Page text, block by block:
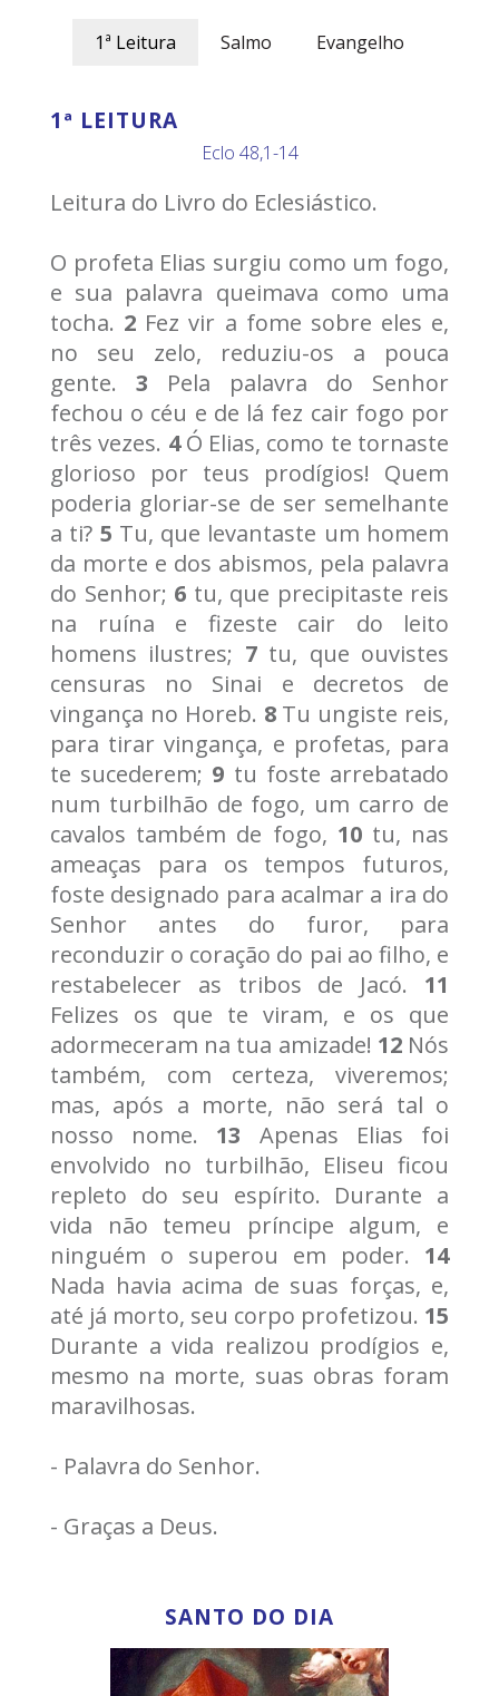
1ª Leitura Salmo Evangelho
1ª LEITURA
Eclo 48,1-14
Leitura do Livro do Eclesiástico.
O profeta Elias surgiu como um fogo,
e sua palavra queimava como uma
tocha. 2 Fez vir a fome sobre eles e,
no seu zelo, reduziu-os a pouca
gente. 3 Pela palavra do Senhor
fechou o céu e de lá fez cair fogo por
três vezes. 4Ó Elias, como te tornaste
glorioso por teus prodígios! Quem
poderia gloriar-se de ser semelhante
a ti? 5 Tu, que levantaste um homem
da morte e dos abismos, pela palavra
do Senhor; 6 tu, que precipitaste reis
na ruína e fizeste cair do leito
homens ilustres; 7tu, que ouvistes
censuras no Sinai e decretos de
vingança no Horeb. 8Tu ungiste reis,
para tirar vingança, e profetas, para
te sucederem; 9 tu foste arrebatado
num turbilhão de fogo, um carro de
cavalos também de fogo, 10tu, nas
ameaças para os tempos futuros,
foste designado para acalmar a ira do
Senhor antes do furor, para
reconduzir o coração do pai ao filho, e
restabelecer as tribos de Jacó. 11
Felizes os que te viram, e os que
adormeceram na tua amizade! 12Nós
também, com certeza, viveremos;
mas, após a morte, não será tal o
nosso nome. 13 Apenas Elias foi
envolvido no turbilhão, Eliseu ficou
repleto do seu espírito. Durante a
vida não temeu príncipe algum, e
ninguém o superou em poder. 14
Nada havia acima de suas forças, e,
até já morto, seu corpo profetizou. 15
Durante a vida realizou prodígios e,
mesmo na morte, suas obras foram
maravilhosas.
- Palavra do Senhor.
- Graças a Deus.
SANTO DO DIA